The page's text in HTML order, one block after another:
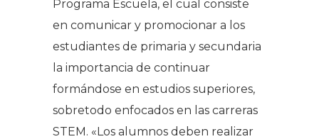
Programa Escuela, el cual consiste
en comunicar y promocionar a los
estudiantes de primaria y secundaria
la importancia de continuar
formándose en estudios superiores,
sobretodo enfocados en las carreras
STEM. «Los alumnos deben realizar